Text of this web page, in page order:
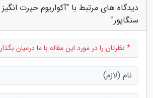
سنگاپور"
* نظرتان را در مورد این مقاله با ما درمیان